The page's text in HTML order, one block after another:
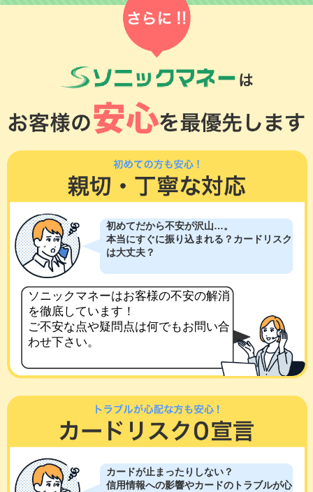
初めてだから不安が沢山…。
本当にすぐに振り込まれる？カードリスク
は大丈夫？
ソニックマネーはお客様の不安の解消
を徹底しています！
ご不安な点や疑問点は何でもお問い合
わせ下さい。
カードが止まったりしない？
信用情報への影響やカードのトラブルが心